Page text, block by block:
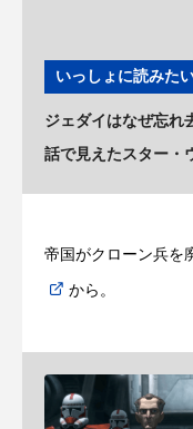
いっしょに読みた
ジェダイはなぜ忘れ
話で見えたスター・
帝国がクローン兵を
から。